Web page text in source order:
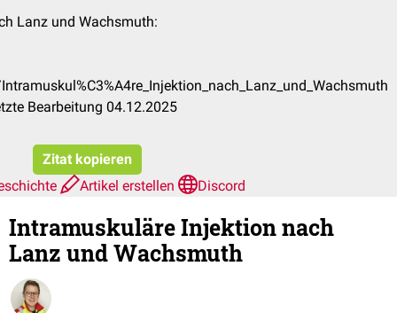
Lanz und Wachsmuth:
Bearbeitung 04.12.2025
Zitat kopieren
Artikel erstellen Discord
Intramuskuläre Injektion nach
Lanz und Wachsmuth